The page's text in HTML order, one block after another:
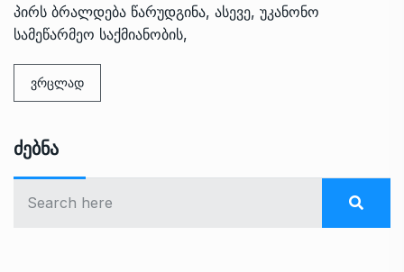
პირს ბრალდება წარუდგინა, ასევე, უკანონო
სამეწარმეო საქმიანობის,
ვრცლად
Ძებნა